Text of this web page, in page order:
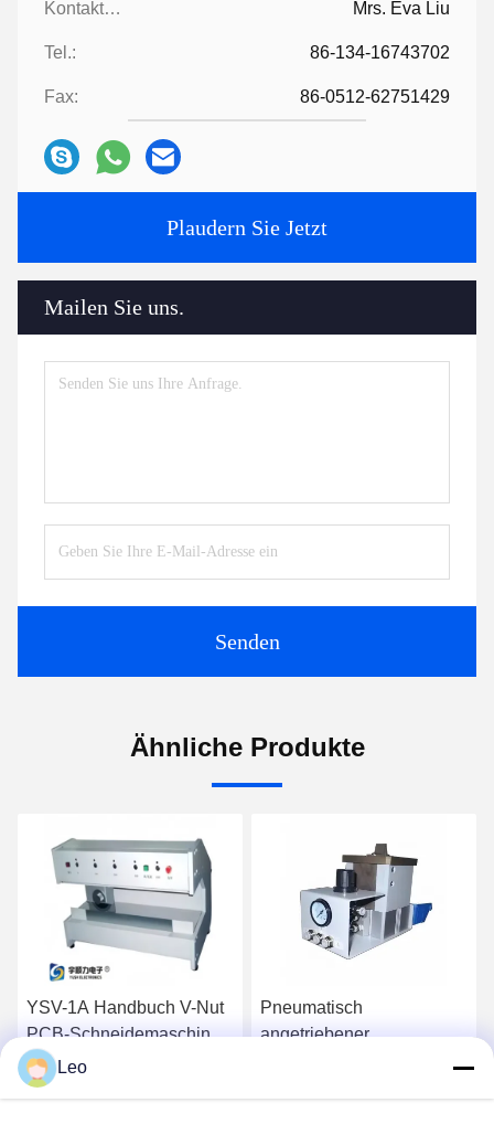
Kontaktpersonen: Mrs. Eva Liu
Tel.: 86-134-16743702
Fax: 86-0512-62751429
Plaudern Sie Jetzt
Mailen Sie uns.
Senden
Ähnliche Produkte
YSV-1A Handbuch V-Nut
PCB-Schneidemaschine
mit einstellbarer
Geschwindigkeit und
Pneumatisch
angetriebener
Leo